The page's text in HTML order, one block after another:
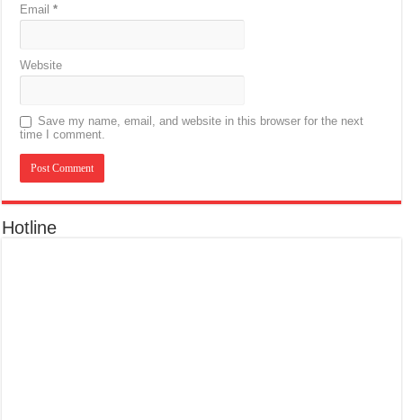
Email*
Website
Save my name, email, and website in this browser for the next
time I comment.
Hotline